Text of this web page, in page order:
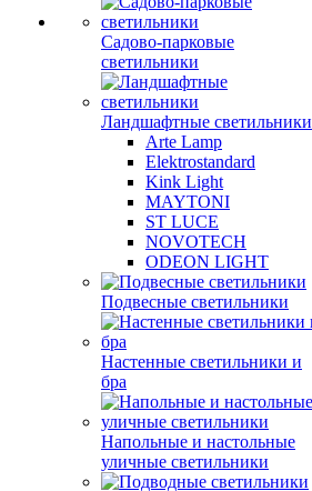
Садово-парковые
светильники
Ландшафтные светильники
Arte Lamp
Elektrostandard
Kink Light
MAYTONI
ST LUCE
NOVOTECH
ODEON LIGHT
Подвесные светильники
Настенные светильники и
бра
Напольные и настольные
уличные светильники